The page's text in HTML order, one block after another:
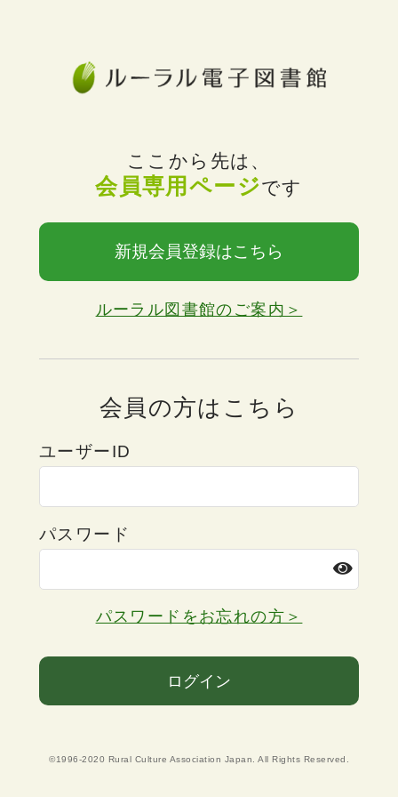
ここから先は、
会員専用ページです
新規会員登録はこちら
ルーラル図書館のご案内＞
会員の方はこちら
ユーザーID
パスワード
パスワードをお忘れの方＞
ログイン
©1996-2020 Rural Culture Association Japan. All Rights Reserved.